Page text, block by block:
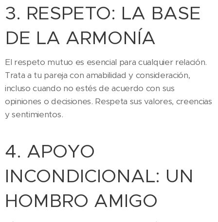
3. RESPETO: LA BASE
DE LA ARMONÍA
El respeto mutuo es esencial para cualquier relación.
Trata a tu pareja con amabilidad y consideración,
incluso cuando no estés de acuerdo con sus
opiniones o decisiones. Respeta sus valores, creencias
y sentimientos.
4. APOYO
INCONDICIONAL: UN
HOMBRO AMIGO